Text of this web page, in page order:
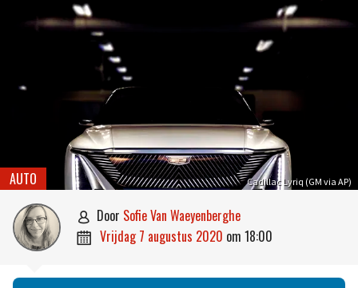
Cadillac Lyriq (GM via AP)
AUTO
 door Sofie Van Waeyenberghe
 vrijdag 7 augustus 2020 om 18:00